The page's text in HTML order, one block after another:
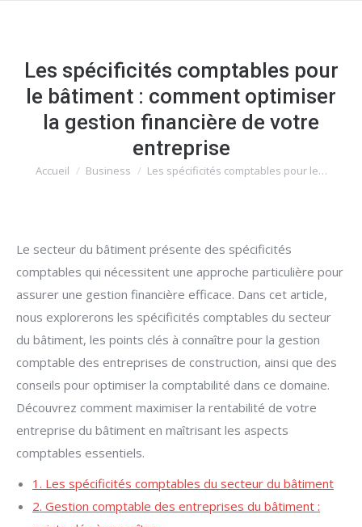
Les spécificités comptables pour
le bâtiment : comment optimiser
la gestion financière de votre
entreprise
Vous êtes ici :
Accueil Business Les spécificités comptables pour le…
Le secteur du bâtiment présente des spécificités
comptables qui nécessitent une approche particulière pour
assurer une gestion financière efficace. Dans cet article,
nous explorerons les spécificités comptables du secteur
du bâtiment, les points clés à connaître pour la gestion
comptable des entreprises de construction, ainsi que des
conseils pour optimiser la comptabilité dans ce domaine.
Découvrez comment maximiser la rentabilité de votre
entreprise du bâtiment en maîtrisant les aspects
comptables essentiels.
1. Les spécificités comptables du secteur du bâtiment
2. Gestion comptable des entreprises du bâtiment :